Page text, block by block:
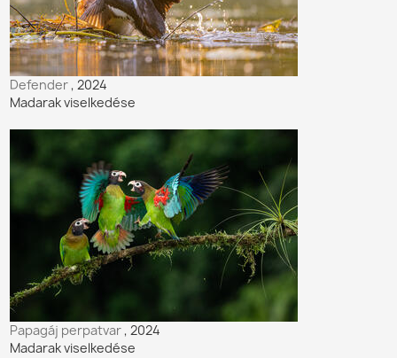
Defender, 2024
Madarak viselkedése
Papagáj perpatvar, 2024
Madarak viselkedése